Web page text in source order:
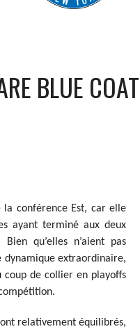
BLUE
conférence Est, car elle
ayant terminé aux deux
qu’elles n’aient pas
dynamique extraordinaire,
coup de collier en playoffs
relativement équilibrés,